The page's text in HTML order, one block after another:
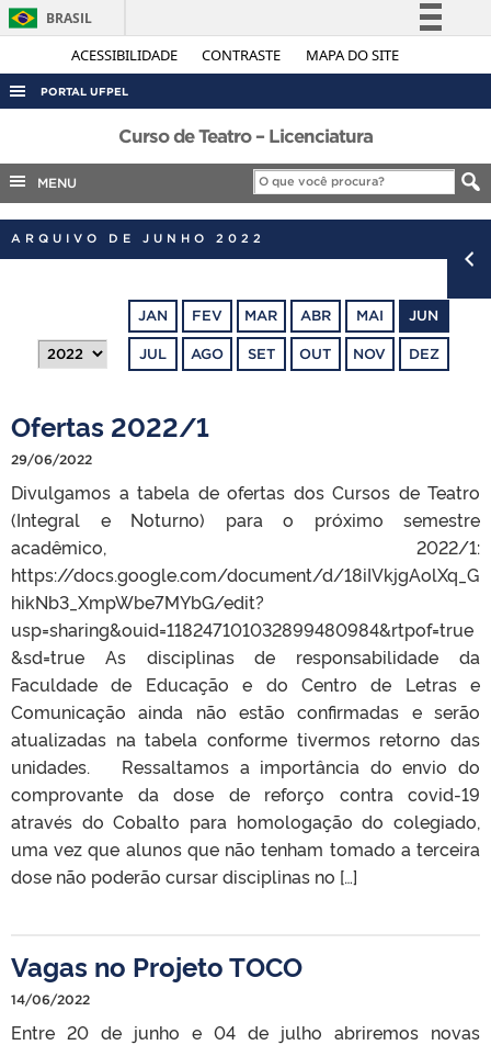
ACESSIBILIDADE CONTRASTE MAPA DO SITE
BRASIL
Simplifique!
Legislação
Canais
PORTAL UFPEL
ACESSO À INFORMAÇÃO
AUDITORIA
COBALTO
CONCURSOS
OUVIDORIA
TELEFONES
Curso de Teatro – Licenciatura
MENU
ARQUIVO DE JUNHO 2022
JAN FEV MAR ABR MAI JUN
JUL AGO SET OUT NOV DEZ
Ofertas 2022/1
29/06/2022
Divulgamos a tabela de ofertas dos Cursos de Teatro
(Integral e Noturno) para o próximo semestre
acadêmico, 2022/1:
https://docs.google.com/document/d/18iIVkjgAolXq_G
hikNb3_XmpWbe7MYbG/edit?
usp=sharing&ouid=118247101032899480984&rtpof=true
&sd=true As disciplinas de responsabilidade da
Faculdade de Educação e do Centro de Letras e
Comunicação ainda não estão confirmadas e serão
atualizadas na tabela conforme tivermos retorno das
unidades. Ressaltamos a importância do envio do
comprovante da dose de reforço contra covid-19
através do Cobalto para homologação do colegiado,
uma vez que alunos que não tenham tomado a terceira
dose não poderão cursar disciplinas no […]
Vagas no Projeto TOCO
14/06/2022
Entre 20 de junho e 04 de julho abriremos novas